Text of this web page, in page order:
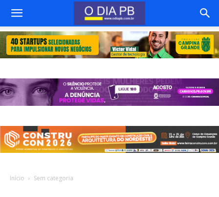
Início Sem categoria